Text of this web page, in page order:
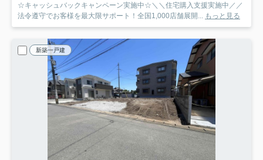
☆キャッシュバックキャンペーン実施中☆＼＼住宅購入支援実施中／／
法令遵守でお客様を最大限サポート！全国1,000店舗展開...
もっと見る
新築一戸建